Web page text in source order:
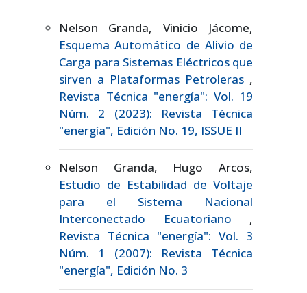
Nelson Granda, Vinicio Jácome,
Esquema Automático de Alivio de
Carga para Sistemas Eléctricos que
sirven a Plataformas Petroleras ,
Revista Técnica "energía": Vol. 19
Núm. 2 (2023): Revista Técnica
"energía", Edición No. 19, ISSUE II
Nelson Granda, Hugo Arcos,
Estudio de Estabilidad de Voltaje
para el Sistema Nacional
Interconectado Ecuatoriano ,
Revista Técnica "energía": Vol. 3
Núm. 1 (2007): Revista Técnica
"energía", Edición No. 3